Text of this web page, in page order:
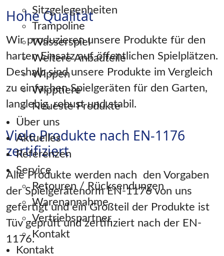
Sitzgelegenheiten
Trampoline
Wasserspiel
Weitere Anbauteile
Wippen
Wipptiere
Neueste Produkte
Über uns
Aktuelles
Referenzen
Service
Retouren / Rücksendungen
Warenannahme
Vertriebspartner
Kontakt
Kontakt
Hohe Qualität
Wir produzieren unsere Produkte für den
harten Einsatz auf öffentlichen Spielplätzen.
Deshalb sind unsere Produkte im Vergleich
zu einfachen Spielgeräten für den Garten,
langlebig, robust und stabil.
Viele Produkte nach EN-1176
zertifiziert
Alle Produkte werden nach den Vorgaben
der Spielgerätenorm EN-1176 von uns
gefertigt und ein Großteil der Produkte ist
Tüv geprüft und zertifiziert nach der EN-
1176.